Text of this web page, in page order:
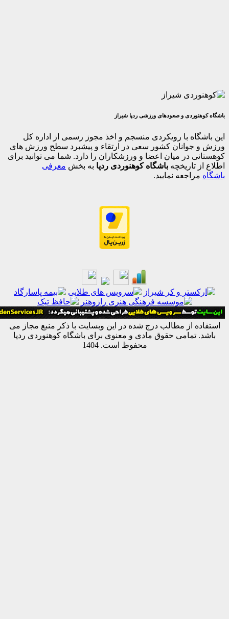
و صعودهای ورزشی ردپا شیراز
با رویکردی منسجم و اخذ مجوز رسمی از اداره کل
کشور سعی در ارتقاء و پیشبرد سطح ورزش های
در میان اعضا و ورزشکاران را دارد. شما می توانید برای
تاریخچه باشگاه کوهنوردی ردپابه بخش معرفی
نمایید.
از مطالب درج شده در این وبسایت با ذکر منبع مجاز می
تمامی حقوق مادی و معنوی برای باشگاه کوهنوردی ردپا
محفوظ است. 1404